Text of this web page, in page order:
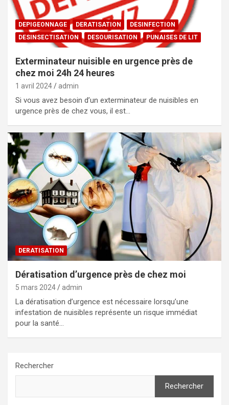
DEPIGEONNAGE DERATISATION
DESINFECTION
DESINSECTISATION
DESOURISATION PUNAISES DE LIT
Exterminateur nuisible en urgence près de
chez moi 24h 24 heures
1 avril 2024 admin
Si vous avez besoin d’un exterminateur de nuisibles en
urgence près de chez vous, il est…
DERATISATION
Dératisation d’urgence près de chez moi
5 mars 2024 admin
La dératisation d’urgence est nécessaire lorsqu’une
infestation de nuisibles représente un risque immédiat
pour la santé…
Rechercher
Rechercher